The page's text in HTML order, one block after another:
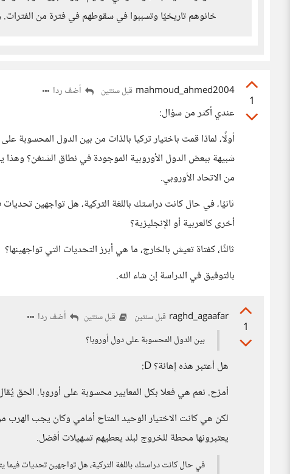
خانوهم تاريخيًا وتسببوا في سقوطهم في فترة من
1
mahmoud_ahmed2004 قبل سنتين أضف ردا
عندي أكثر من سؤال:
أولًا، لماذا قمت باختيار تركيا بالذات من بين الدول المحسوبة
شبيهة ببعض الدول الأوروبية الموجودة في نطاق الشنغن؟
من الاتحاد الأوروبي.
ثانيًا، في حال كانت دراستك باللغة التركية، هل تواجهين
أخرى كالعربية أو الإنجليزية؟
ثالثًا، كفتاة تعيش بالخارج، ما هي أبرز التحديات التي تواجهينها؟
بالتوفيق في الدراسة إن شاء الله.
1
raghd_agaafar قبل سنتين قبل سنتين
أضف ردا
بين الدول المحسوبة على دول أوروبا؟
هل أعتبر هذه إهانة؟ D:
أمزح. نعم هي فعلا بكل المعايير محسوبة على أوروبا. الحق
لكن هي كانت الاختيار الوحيد المتاح أمامي وكان يجب
يعتبرونها محطة للخروج لبلد يعطيهم تسهيلات أفضل.
في حال كانت دراستك باللغة التركية، هل تواجهين تحديات